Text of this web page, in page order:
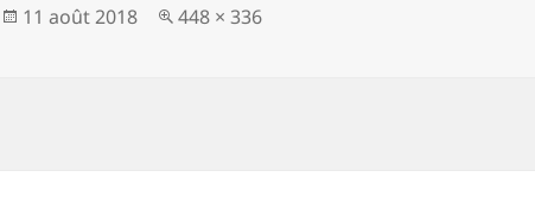
Publié
11 août 2018
Taille
448 × 336